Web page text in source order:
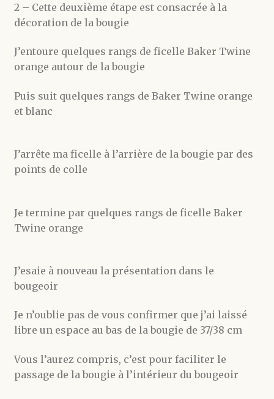
2 – Cette deuxième étape est consacrée à la
décoration de la bougie
J’entoure quelques rangs de ficelle Baker Twine
orange autour de la bougie
Puis suit quelques rangs de Baker Twine orange
et blanc
J’arrête ma ficelle à l’arrière de la bougie par des
points de colle
Je termine par quelques rangs de ficelle Baker
Twine orange
J’esaie à nouveau la présentation dans le
bougeoir
Je n’oublie pas de vous confirmer que j’ai laissé
libre un espace au bas de la bougie de 37/38 cm
Vous l’aurez compris, c’est pour faciliter le
passage de la bougie à l’intérieur du bougeoir